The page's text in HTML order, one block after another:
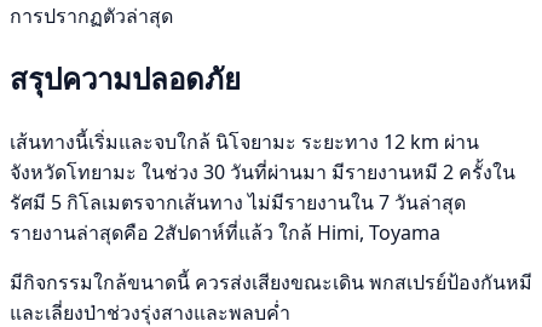
การปรากฏตัวล่าสุด
สรุปความปลอดภัย
เส้นทางนี้เริ่มและจบใกล้ นิโจยามะ ระยะทาง 12 km ผ่าน
จังหวัดโทยามะ ในช่วง 30 วันที่ผ่านมา มีรายงานหมี 2 ครั้งใน
รัศมี 5 กิโลเมตรจากเส้นทาง ไม่มีรายงานใน 7 วันล่าสุด
รายงานล่าสุดคือ 2สัปดาห์ที่แล้ว ใกล้ Himi, Toyama
มีกิจกรรมใกล้ขนาดนี้ ควรส่งเสียงขณะเดิน พกสเปรย์ป้องกันหมี
และเลี่ยงป่าช่วงรุ่งสางและพลบค่ำ